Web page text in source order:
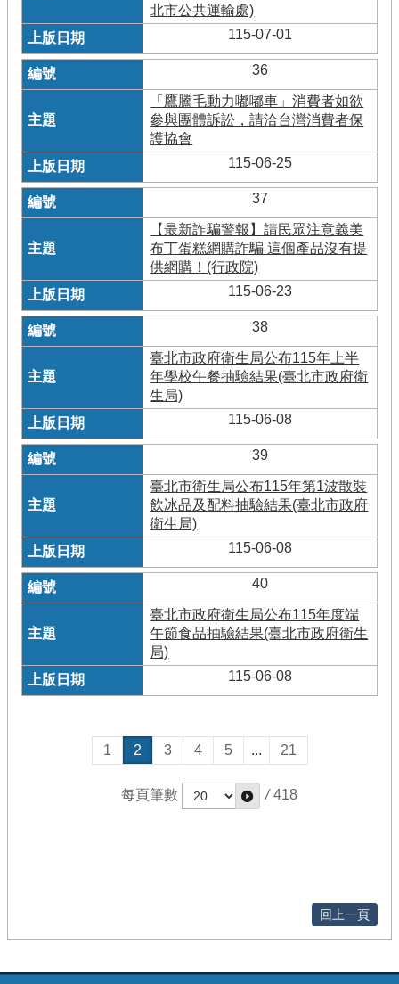
北市公共運輸處)
115-07-01
36
「鷹騰毛動力嘟嘟車」消費者如欲
參與團體訴訟，請洽台灣消費者保
護協會
115-06-25
37
【最新詐騙警報】請民眾注意義美
布丁蛋糕網購詐騙 這個產品沒有提
供網購！(行政院)
115-06-23
38
臺北市政府衛生局公布115年上半
年學校午餐抽驗結果(臺北市政府衛
生局)
115-06-08
39
臺北市衛生局公布115年第1波散裝
飲冰品及配料抽驗結果(臺北市政府
衛生局)
115-06-08
40
臺北市政府衛生局公布115年度端
午節食品抽驗結果(臺北市政府衛生
局)
115-06-08
1 2 3 4 5 ... 21
每頁筆數 / 418
回上一頁